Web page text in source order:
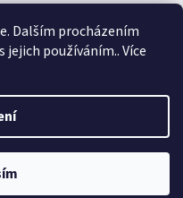
Dalším procházením
používáním.. Více
práva vyhrazena.